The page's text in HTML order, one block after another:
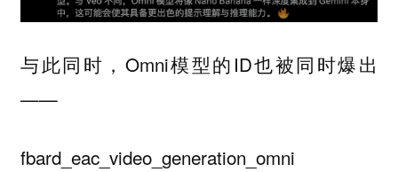
与此同时，Omni模型的ID也被同时爆出
——
fbard_eac_video_generation_omni